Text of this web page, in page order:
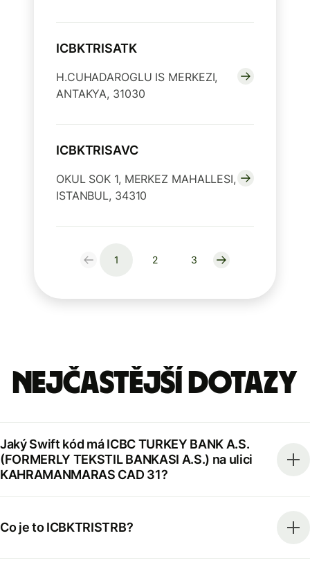
ICBKTRISATK
H.CUHADAROGLU IS MERKEZI,
ANTAKYA, 31030
ICBKTRISAVC
OKUL SOK 1, MERKEZ MAHALLESI,
ISTANBUL, 34310
1 2 3
Nejčastější dotazy
Jaký Swift kód má ICBC TURKEY BANK A.S.
(FORMERLY TEKSTIL BANKASI A.S.) na ulici
KAHRAMANMARAS CAD 31?
Co je to ICBKTRISTRB?